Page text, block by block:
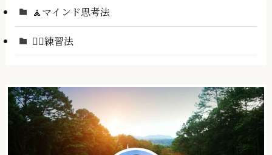
🧘マインド思考法
🏌️‍♂️練習法